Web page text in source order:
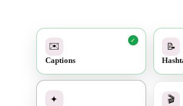
✉️
Captions
✓
📝
✦ 🎬